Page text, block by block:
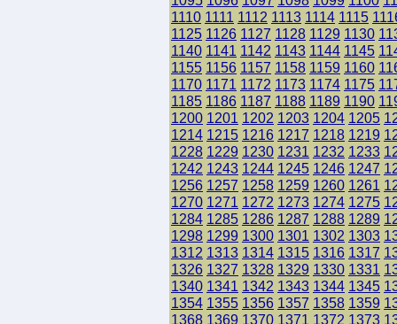
1110 1111 1112 1113 1114 1115
1125 1126 1127 1128 1129 1130
1140 1141 1142 1143 1144 1145
1155 1156 1157 1158 1159 1160
1170 1171 1172 1173 1174 1175
1185 1186 1187 1188 1189 1190
1200 1201 1202 1203 1204 1205
1214 1215 1216 1217 1218 1219
1228 1229 1230 1231 1232 1233
1242 1243 1244 1245 1246 1247
1256 1257 1258 1259 1260 1261
1270 1271 1272 1273 1274 1275
1284 1285 1286 1287 1288 1289
1298 1299 1300 1301 1302 1303
1312 1313 1314 1315 1316 1317
1326 1327 1328 1329 1330 1331
1340 1341 1342 1343 1344 1345
1354 1355 1356 1357 1358 1359
1368 1369 1370 1371 1372 1373